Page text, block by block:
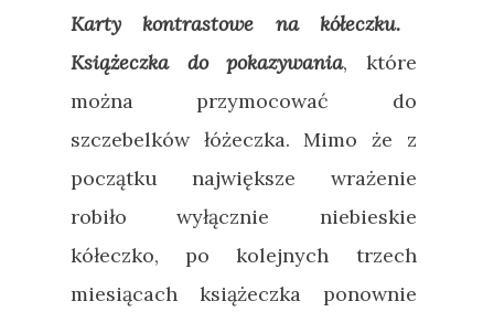
Karty kontrastowe na kółeczku.
Książeczka do pokazywania, które
można przymocować do
szczebelków łóżeczka. Mimo że z
początku największe wrażenie
robiło wyłącznie niebieskie
kółeczko, po kolejnych trzech
miesiącach książeczka ponownie